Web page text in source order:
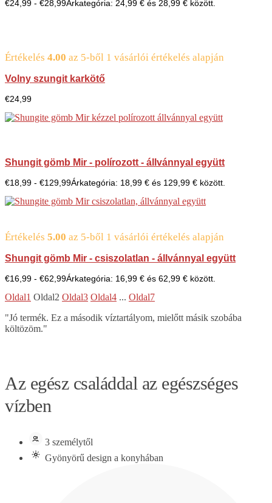
€24,99 - €28,99Árkategória: 24,99 € és 28,99 € között.
Értékelés 4.00 az 5-ből 1 vásárlói értékelés alapján
Volny szungit karkötő
€24,99
Shungit gömb Mir - polírozott - állvánnyal együtt
€18,99 - €129,99Árkategória: 18,99 € és 129,99 € között.
Értékelés 5.00 az 5-ből 1 vásárlói értékelés alapján
Shungit gömb Mir - csiszolatlan - állvánnyal együtt
€16,99 - €62,99Árkategória: 16,99 € és 62,99 € között.
Oldal1 Oldal2 Oldal3 Oldal4 ... Oldal7
"Jó termék. Ez a második víztartályom, mielőtt másik szobába
költözöm."
Az egész családdal az egészséges
vízben
3 személytől
Gyönyörű design a konyhában